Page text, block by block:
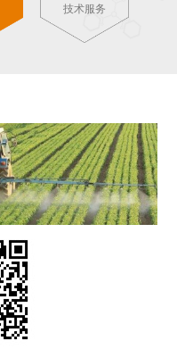
技术服务